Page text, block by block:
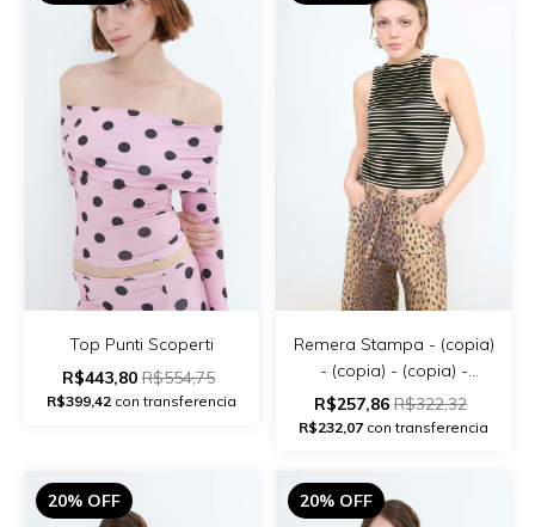
Top Punti Scoperti
R$443,80 R$554,75
R$399,42 con transferencia
Remera Stampa - (copia)
- (copia) - (copia) -
(copia) - (copia)
R$257,86 R$322,32
R$232,07 con transferencia
20% OFF 20% OFF